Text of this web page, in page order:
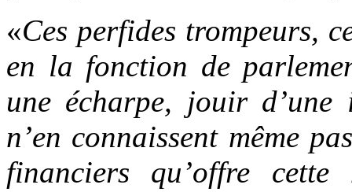
«Ces perfides trompeurs,
en la fonction de p
une écharpe, jouir
n’en connaissent même
financiers qu’offre